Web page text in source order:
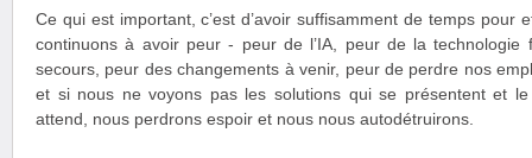
Ce qui est important, c’est d’avoir suffisamment de temps pour
continuons à avoir peur - peur de l’IA, peur de la technologie
secours, peur des changements à venir, peur de perdre nos
et si nous ne voyons pas les solutions qui se présentent et
attend, nous perdrons espoir et nous nous autodétruirons.